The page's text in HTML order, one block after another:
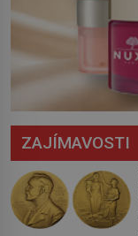
ZAJÍMAVOSTI